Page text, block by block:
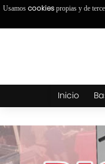
Inicio
Usamos cookies propias y de